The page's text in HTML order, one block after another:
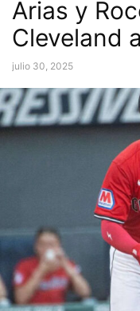
Arias y
Cleveland
julio 30, 2025